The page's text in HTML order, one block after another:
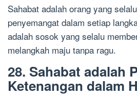
Sahabat adalah orang yang
penyemangat dalam setiap
adalah sosok yang selalu
melangkah maju tanpa ragu.
28. Sahabat adalah
Ketenangan dalam